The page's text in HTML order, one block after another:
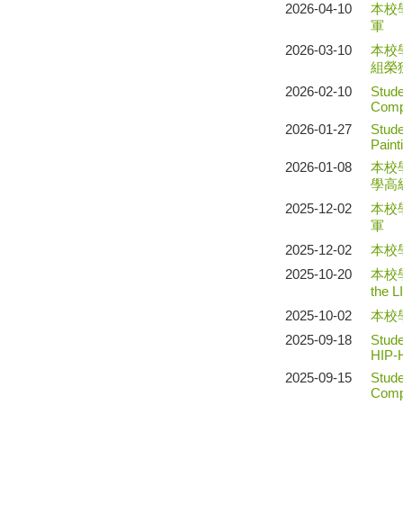
2026-04-10
本校
軍
2026-03-10
本校
組榮
2026-02-10
2026-01-27
2026-01-08
本校
學高
2025-12-02
本校
軍
2025-12-02
本校
2025-10-20
本校
the
2025-10-02
本校
2025-09-18
HIP-
2025-09-15